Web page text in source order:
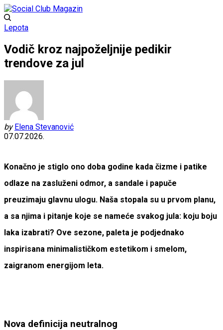
Lepota
Vodič kroz najpoželjnije pedikir
trendove za jul
by Elena Stevanović
07.07.2026.
Konačno je stiglo ono doba godine kada čizme i patike
odlaze na zasluženi odmor, a sandale i papuče
preuzimaju glavnu ulogu. Naša stopala su u prvom planu,
a sa njima i pitanje koje se nameće svakog jula: koju boju
laka izabrati? Ove sezone, paleta je podjednako
inspirisana minimalističkom estetikom i smelom,
zaigranom energijom leta.
Nova definicija neutralnog